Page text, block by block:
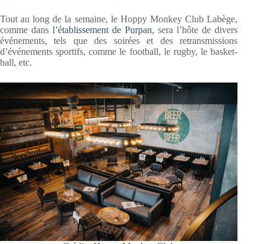
Tout au long de la semaine, le Hoppy Monkey Club Labège,
comme dansl’établissement de Purpan, sera l’hôte de divers
événements, tels que des soirées et des retransmissions
d’événements sportifs, comme le football, le rugby, le basket-
ball, etc.